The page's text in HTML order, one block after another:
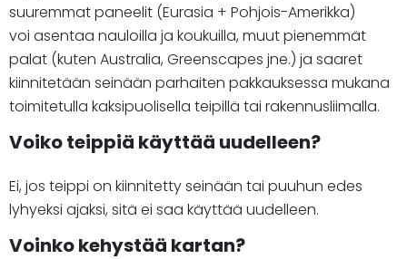
suuremmat paneelit (Eurasia + Pohjois-Amerikka)
voi asentaa nauloilla ja koukuilla, muut pienemmät
palat (kuten Australia, Greenscapes jne.) ja saaret
kiinnitetään seinään parhaiten pakkauksessa mukana
toimitetulla kaksipuolisella teipillä tai rakennusliimalla.
Voiko teippiä käyttää uudelleen?
Ei, jos teippi on kiinnitetty seinään tai puuhun edes
lyhyeksi ajaksi, sitä ei saa käyttää uudelleen.
Voinko kehystää kartan?